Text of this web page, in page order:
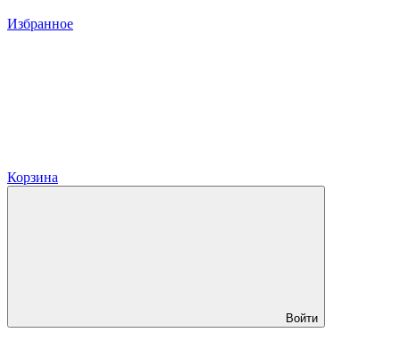
Избранное
Корзина
Войти